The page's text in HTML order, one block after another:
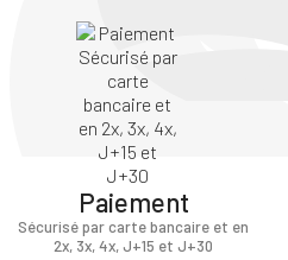
Paiement
Sécurisé par carte bancaire et en
2x, 3x, 4x, J+15 et J+30